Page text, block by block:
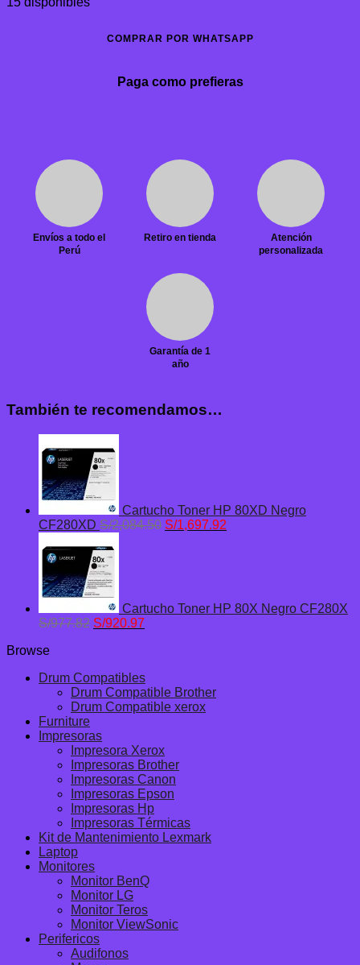
COMPRAR POR WHATSAPP
Paga como prefieras
Envíos a todo el
Perú
Retiro en tienda
Atención
personalizada
Garantía de 1
año
También te recomendamos…
Cartucho Toner HP 80XD Negro
CF280XD S/2,084.50 El
S/1,697.92
Cartucho Toner HP 80X Negro CF280X
S/977.82 El
S/977.82.
S/920.97
S/920.97.
Browse
Drum Compatibles
Drum Compatible Brother
Drum Compatible xerox
Furniture
Impresoras
Impresora Xerox
Impresoras Brother
Impresoras Canon
Impresoras Epson
Impresoras Hp
Impresoras Térmicas
Kit de Mantenimiento Lexmark
Laptop
Monitores
Monitor BenQ
Monitor LG
Monitor Teros
Monitor ViewSonic
Perifericos
Audifonos